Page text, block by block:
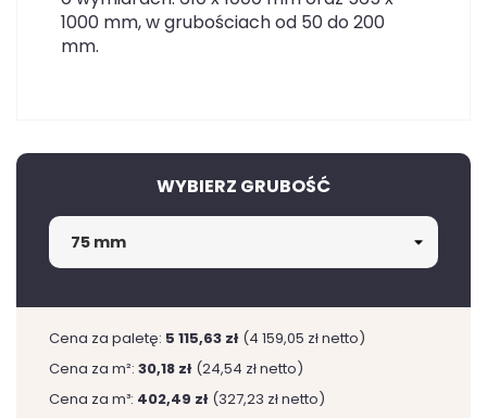
1000 mm, w grubościach od 50 do 200
mm.
WYBIERZ GRUBOŚĆ
Cena za paletę: 5 115,63 zł (4 159,05 zł netto)
Cena za m²: 30,18 zł (24,54 zł netto)
Cena za m³: 402,49 zł (327,23 zł netto)